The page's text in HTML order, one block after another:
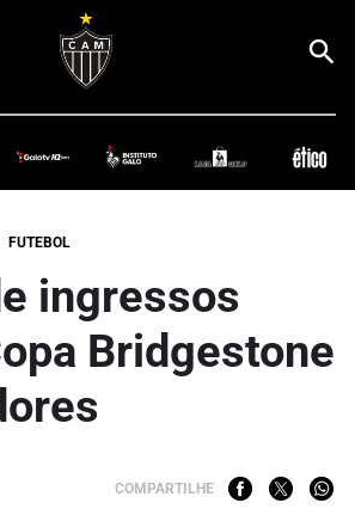
FUTEBOL
ingressos
Bridgestone
COMPARTILHE